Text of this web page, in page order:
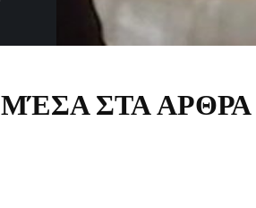
ΜΈΣΑ ΣΤΑ ΑΡΘΡΑ